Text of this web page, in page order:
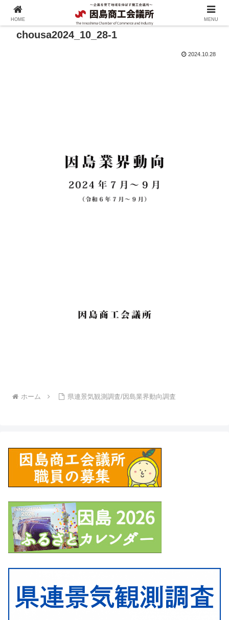
chousa2024_10_28-1
2024.10.28
ホーム 県連景気観測調査/因島業界動向調査
HOME MENU